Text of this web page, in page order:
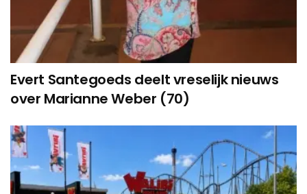
Evert Santegoeds deelt vreselijk nieuws
over Marianne Weber (70)